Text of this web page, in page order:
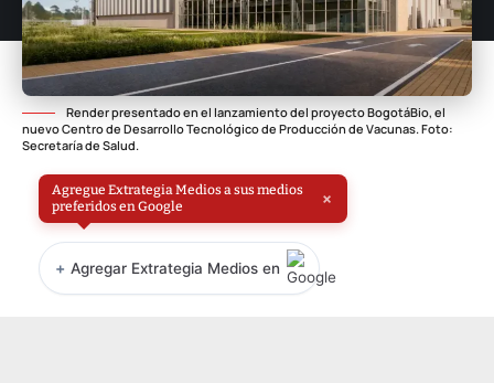
Render presentado en el lanzamiento del proyecto BogotáBio, el
nuevo Centro de Desarrollo Tecnológico de Producción de Vacunas. Foto:
Secretaría de Salud.
Agregue Extrategia Medios a sus medios
preferidos en Google
×
+ Agregar Extrategia Medios en